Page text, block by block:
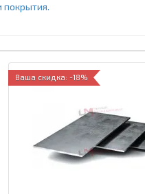
Ваша скидка: -18%